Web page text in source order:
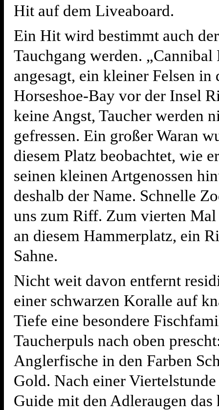
Hit auf dem Liveaboard.
Ein Hit wird bestimmt auch
Tauchgang werden. „Cannibal
angesagt, ein kleiner Felsen in
Horseshoe-Bay vor der Insel
keine Angst, Taucher werden
gefressen. Ein großer Waran
diesem Platz beobachtet, wie
seinen kleinen Artgenossen
deshalb der Name. Schnelle
uns zum Riff. Zum vierten
an diesem Hammerplatz, ein
Sahne.
Nicht weit davon entfernt
einer schwarzen Koralle auf
Tiefe eine besondere
Taucherpuls nach oben
Anglerfische in den Farben
Gold. Nach einer
Guide mit den Adleraugen das